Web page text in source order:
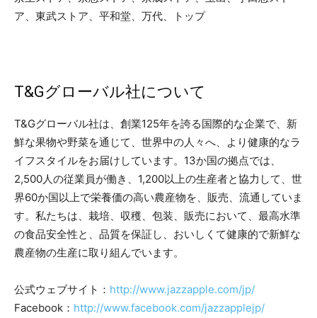
ア、東武ストア、平和堂、万代、トップ
T&Gグローバル社について
T&Gグローバル社は、創業125年を誇る国際的な企業で、新
鮮な果物や野菜を通じて、世界中の人々へ、より健康的なラ
イフスタイルをお届けしています。13か国の拠点では、
2,500人の従業員が働き、1,200以上の生産者と協力して、世
界60か国以上で栄養価の高い農産物を、販売、流通していま
す。私たちは、栽培、収穫、包装、販売において、最高水準
の食品安全性と、品質を保証し、おいしくて健康的で新鮮な
農産物の生産に取り組んでいます。
公式ウェブサイト： http://www.jazzapple.com/jp/
Facebook： http://www.facebook.com/jazzapplejp/